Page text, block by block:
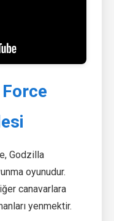
Godzilla
oyunudur.
canavarlara
yenmektir.